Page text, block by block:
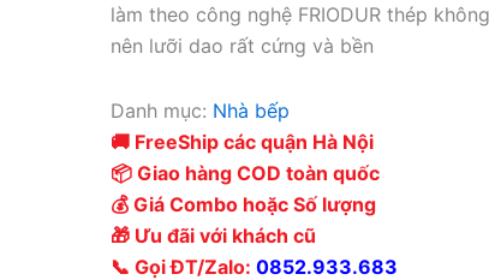
làm theo công nghệ FRIODUR thép
nên lưỡi dao rất cứng và bền
Danh mục: Nhà bếp
🚚 FreeShip các quận Hà Nội
📦 Giao hàng COD toàn quốc
💰 Giá Combo hoặc Số lượng
🎁 Ưu đãi với khách cũ
📞 Gọi ĐT/Zalo: 0852.933.683